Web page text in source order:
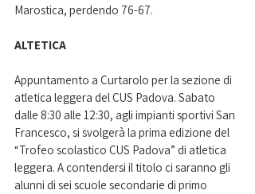
Marostica, perdendo 76-67.
ALTETICA
Appuntamento a Curtarolo per la sezione di
atletica leggera del CUS Padova. Sabato
dalle 8:30 alle 12:30, agli impianti sportivi San
Francesco, si svolgerà la prima edizione del
“Trofeo scolastico CUS Padova” di atletica
leggera. A contendersi il titolo ci saranno gli
alunni di sei scuole secondarie di primo